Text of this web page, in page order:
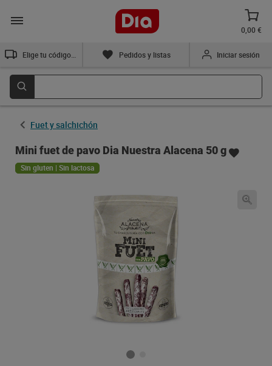
0,00 €
Pedidos y listas Iniciar sesión
Fuet y salchichón
Mini fuet de pavo Dia Nuestra Alacena 50 g
Sin gluten | Sin lactosa